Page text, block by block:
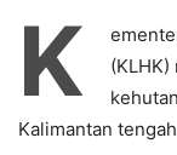
K
Kalimantan